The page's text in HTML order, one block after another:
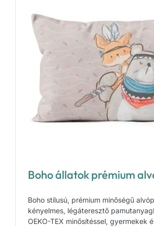
Boho állatok prémium
Boho stílusú, prémium minőségű
kényelmes, légáteresztő
OEKO-TEX minősítéssel, gyermekek